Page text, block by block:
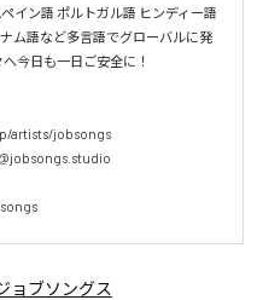
イン語 ポルトガル語 ヒンディー語
ム語など多言語でグローバルに発
今日も一日ご安全に！
artists/jobsongs
ョブソングス